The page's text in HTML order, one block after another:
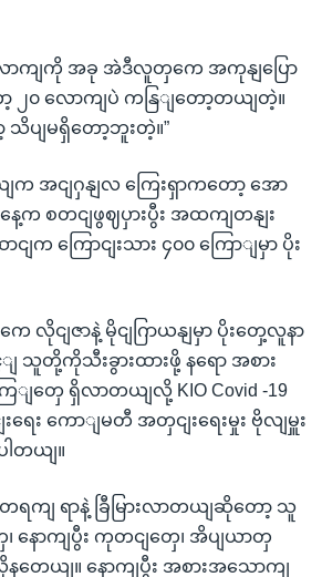
ောကျကို အခု အဲဒီလူတှကေ အကုနျပြော
၂၀ လောကျပဲ ကနြျတော့တယျတဲ့။
ပျမရှိတော့ဘူးတဲ့။”
ျက အငျဂှနျလ ကြေးရှာကတော့ အော
က စတငျဖွဈပှားပွီး အထကျတနျး
ငျက ကြောငျးသား ၄၀၀ ကြောျမှာ ပိုး
ကေ လိုငျဇာနဲ့ မိုငျဂြာယနျမှာ ပိုးတှေ့လူနာ
ျ သူတို့ကိုသီးခွားထားဖို့ နရော အစား
ျတှေ ရှိလာတယျလို့ KIO Covid -19
ျးရေး ကောျမတီ အတှငျးရေးမှုး ဗိုလျမှူး
ါတယျ။
ကျ ရာနဲ့ ခြီမြားလာတယျဆိုတော့ သူ
နောကျပွီး ကုတငျတှေ၊ အိပျယာတှ
ေယျ။ နောကျပွီး အစားအသောကျ